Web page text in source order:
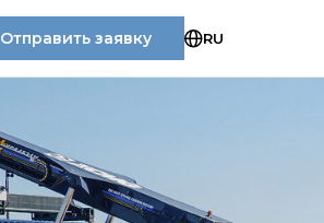
Отправить заявку RU